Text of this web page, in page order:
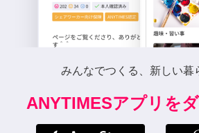
みんなでつくる、新しい暮
ANYTIMESアプリを